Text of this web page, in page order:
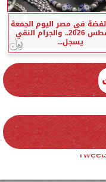
في مصر اليوم الجمعة
7 أغسطس 2026.. والجرام النقي
يسجل...